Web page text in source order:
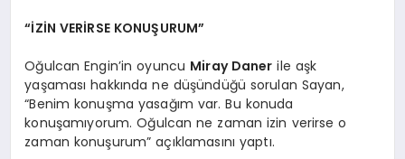
“İZİN VERİRSE KONUŞURUM”
Oğulcan Engin’in oyuncu Miray Daner ile aşk
yaşaması hakkında ne düşündüğü sorulan Sayan,
“Benim konuşma yasağım var. Bu konuda
konuşamıyorum. Oğulcan ne zaman izin verirse o
zaman konuşurum” açıklamasını yaptı.